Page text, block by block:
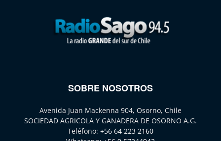
SOBRE NOSOTROS
Avenida Juan Mackenna 904, Osorno, Chile
SOCIEDAD AGRICOLA Y GANADERA DE OSORNO A.G.
Teléfono: +56 64 223 2160